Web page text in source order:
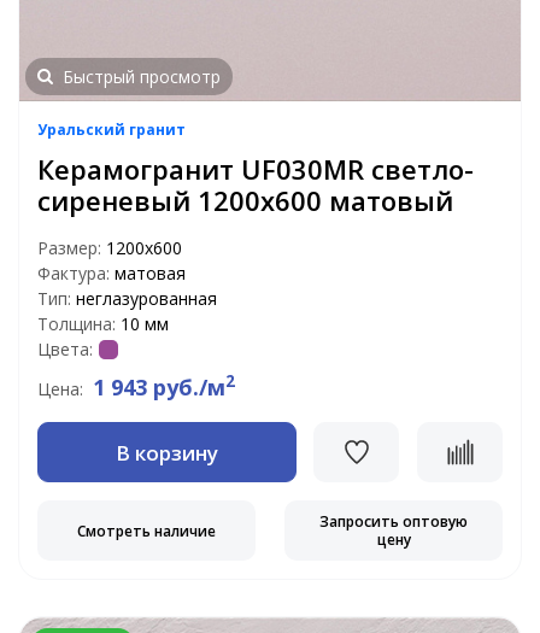
Быстрый просмотр
Уральский гранит
Керамогранит UF030MR светло-
сиреневый 1200х600 матовый
Размер: 1200х600
Фактура: матовая
Тип: неглазурованная
Толщина: 10 мм
Цвета:
Цена: 1 943 руб./м2
В корзину
Смотреть наличие
Запросить оптовую
цену